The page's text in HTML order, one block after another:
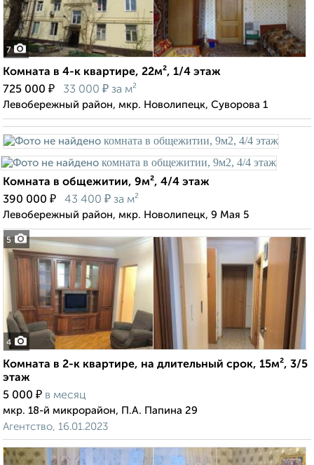
7
Комната в 4-к квартире, 22м², 1/4 этаж
725 000 ₽ 33 000 ₽ за м²
Левобережный район, мкр. Новолипецк, Суворова 1
5
Комната в общежитии, 9м², 4/4 этаж
390 000 ₽ 43 400 ₽ за м²
Левобережный район, мкр. Новолипецк, 9 Мая 5
4
Комната в 2-к квартире, на длительный срок, 15м², 3/5
этаж
5 000 ₽ в месяц
мкр. 18-й микрорайон, П.А. Папина 29
Агентство, 16.01.2023